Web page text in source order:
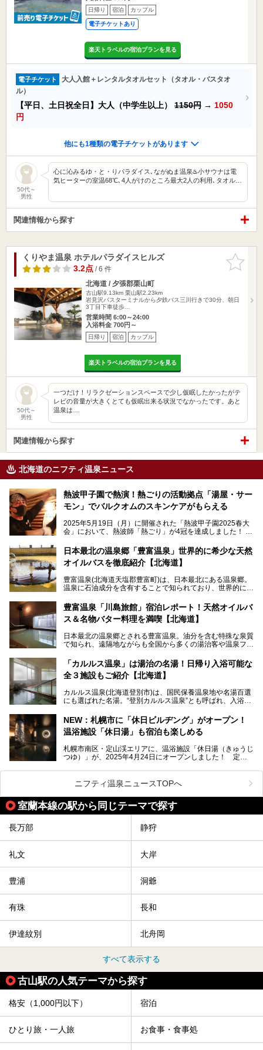
日帰り 宿泊 カップル
電子チケットあり
楽天トラベルの宿泊プランを見る
電子チケット
大人入館＋レンタルタオルセット（タオル・バスタオ
ル）
【平日、土日祝全日】大人（中学生以上） 1150円 → 1050
円
他にも1種類の電子チケットがあります
50代～
男性
心に沁みるゆ・と・りパラダイス､ながぬま温泉♨️小サウナは電
気ヒーターの室温68℃､4人がけのところ最大2人の利用､タオル…
関連情報から探す
お気に入
りに追加
くりやま温泉 ホテルパラダイスヒルズ
3.2点/ 6 件
北海道 / 夕張郡栗山町
古山駅9.13km 栗山駅2.23km
岩見沢バスターミナルから夕鉄バス三川行きで30分、朝日
3丁目下車徒歩…
営業時間 6:00～24:00
入浴料金 700円～
日帰り 宿泊 カップル
楽天トラベルの宿泊プランを見る
50代～
男性
一つだけ！リラクゼーションスペースで少し仮眠したかったがテ
レビの音量が大きくとても仮眠出来る状況でなかったです。あと
温泉は…
関連情報から探す
北海道のニフティ温泉ニュース
熱波甲子園で熱演！熱ごりの活動拠点「湯屋・サー
モン」でバルクオムのスキンケアがもらえる
2025年5月19日（月）に開催された「熱波甲子園2025春大
会」において、熱波師「熱ごり」が4冠を達成しました！
動拠点である北海道の銭湯「湯屋・サーモン」にて、メンズ
スキンケアブランド バルクオムの「ONE DAY KIT」を数量
限定でプレゼントいたします。
で、ぜひお試しください。※6月13日配布開始、なくなり次
第終了
───
提供元：株式会社バルクオム【PR】
この記事は株式会社バルクオム商品のPR記事です。
日本最北の温泉郷「豊富温泉」世界的に希少な天然
オイルバスを徹底紹介【北海道】
豊富温泉(北海道天塩郡豊富町)は、日本最北にある温泉郷。
温泉に石油成分を含有することで知られており、世界的にも
に特効があると言われ、遠隔地ながらも全国から湯治・療養
目的で多くの人々が訪れます。
地体験し、独自の視点で豊富温泉の“天然オイルバス”をレポ
ート。温泉地概要や日帰り入浴施設をはじめ、宿泊施設・ア
豊富温泉「川島旅館」宿泊レポート！天然オイルバ
ス＆名物バター料理を満喫【北海道】
日本最北の温泉郷とされる豊富温泉。油分を含む特殊な泉質
で知られ、遠隔地ながらも全国から多くの湯治客や温泉ファ
「川島旅館」は、豊富温泉の開湯当初から営業する老舗旅
館。とりわけ温泉の良さと名物のバター料理に定評があり、
の温泉や料理をはじめ、パブリックスペース・客室など宿の
全貌を徹底的にご紹介します！
「カルルス温泉」は湯治の名湯！日帰り入浴可能な
全３施設もご紹介【北海道】
カルルス温泉(北海道登別市)は、国民保養温泉地や名湯百選
にも選ばれた名湯。“登別カルルス温泉”とも呼ばれ、入浴剤
豊かな登別温泉とは対照的な存在で、今も湯治場的な要素が
残る閑静な温泉地です。
地体験し、カルルス温泉をご紹介。温泉地の概要や泉質解説
をはじめ、日帰り入浴可能な全３施設の紹介・周辺観光・ア
NEW：札幌市に「休日ビルヂング」がオープン！
温浴施設「休日湯」も宿泊も楽しめる
札幌市南区・定山渓エリアに、温浴施設「休日湯（きゅうじ
つゆ）」が、2025年4月24日にオープンしました！ 定山
この施設は、温泉・サウナの「休日湯」・ラウンジの「THE
LOUNGE DAYOF」・グルメ「休日洋麺店」・ホテル「エク
スクラメーションホテル」で構成された、まさに大人の癒し
空間。
今回は、そんな「休日ビルヂング」の魅力を5つのポイント
ニフティ温泉ニュースTOPへ
室蘭本線の駅から同じテーマで探す
長万部 静狩
礼文 大岸
豊浦 洞爺
有珠 長和
伊達紋別 北舟岡
すべて表示する
古山駅の人気テーマから探す
格安（1,000円以下） 宿泊
ひとり旅・一人旅 お食事・食事処